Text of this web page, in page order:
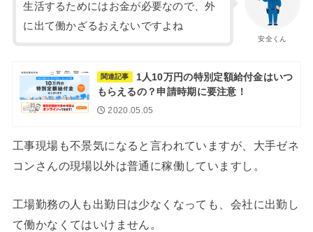
安全くん
生活するためにはお金が必要なので、外
に出て働かざるおえないですよね
関連記事
1人10万円の特別定額給付金はいつ
もらえるの？申請時期に要注意！
2020.05.05
工事現場も不景気になると言われていますが、大手ゼネ
コンさんの現場以外は普通に稼働していますし。
工場勤務の人も出勤日は少なくなっても、会社に出勤し
て働かなくてはいけません。